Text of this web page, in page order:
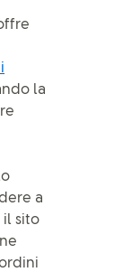
la
a
il sito